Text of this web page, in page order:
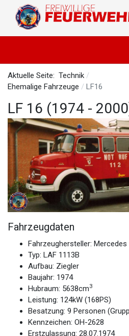
Aktuelle Seite: Technik
Ehemalige Fahrzeuge
LF16
LF 16 (1974 -
Fahrzeugdaten
Fahrzeughersteller: Mercedes
Typ: LAF 1113B
Aufbau: Ziegler
Baujahr: 1974
Hubraum: 5638cm3
Leistung: 124kW (168PS)
Besatzung: 9 Personen
Kennzeichen: OH-2628
Erstzulassung: 28.07.1974